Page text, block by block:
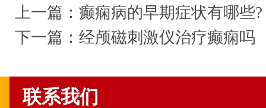
上一篇： 癫痫病的早期症状有哪些?
下一篇： 经颅磁刺激仪治疗癫痫吗
联系我们